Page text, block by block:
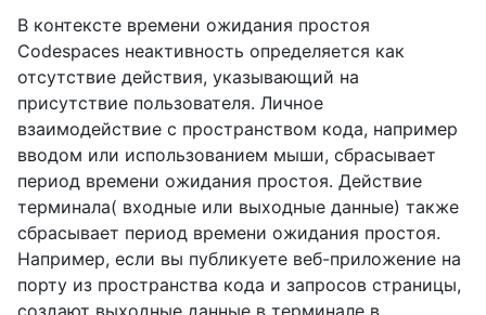
В контексте времени ожидания простоя
Codespaces неактивность определяется как
отсутствие действия, указывающий на
присутствие пользователя. Личное
взаимодействие с пространством кода, например
вводом или использованием мыши, сбрасывает
период времени ожидания простоя. Действие
терминала( входные или выходные данные) также
сбрасывает период времени ожидания простоя.
Например, если вы публикуете веб-приложение на
порту из пространства кода и запросов страницы,